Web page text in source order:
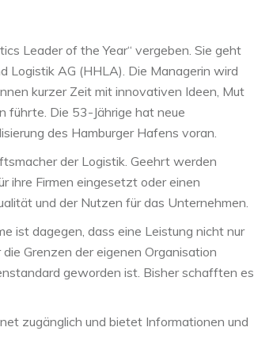
Leader of the Year“ vergeben. Sie geht
Logistik AG (HHLA). Die Managerin wird
kurzer Zeit mit innovativen Ideen, Mut
führte. Die 53-Jährige hat neue
des Hamburger Hafens voran.
der Logistik. Geehrt werden
ihre Firmen eingesetzt oder einen
und der Nutzen für das Unternehmen.
ist dagegen, dass eine Leistung nicht nur
Grenzen der eigenen Organisation
geworden ist. Bisher schafften es
zugänglich und bietet Informationen und